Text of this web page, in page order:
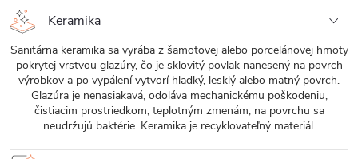
Keramika
Sanitárna keramika sa vyrába z šamotovej alebo porcelánovej hmoty
pokrytej vrstvou glazúry, čo je sklovitý povlak nanesený na povrch
výrobkov a po vypálení vytvorí hladký, lesklý alebo matný povrch.
Glazúra je nenasiakavá, odoláva mechanickému poškodeniu,
čistiacim prostriedkom, teplotným zmenám, na povrchu sa
neudržujú baktérie. Keramika je recyklovateľný materiál.